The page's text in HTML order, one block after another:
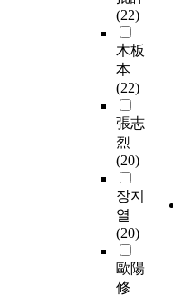
(22)
木板
本
(22)
張志
烈
(20)
장지
열
(20)
歐陽
修